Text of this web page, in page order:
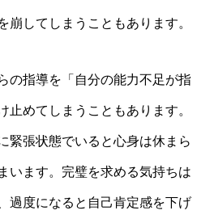
崩してしまうこともあります。
の指導を「自分の能力不足が指
止めてしまうこともあります。
緊張状態でいると心身は休まら
います。完璧を求める気持ちは
過度になると自己肯定感を下げ